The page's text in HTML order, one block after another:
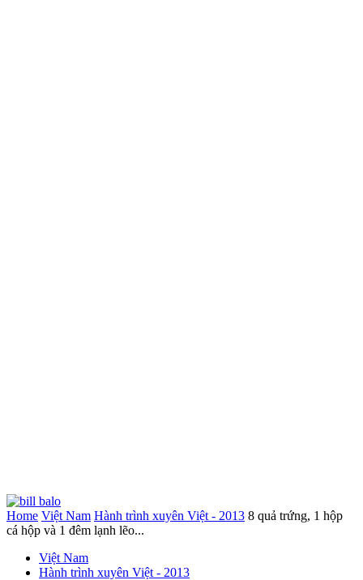
Home Việt Nam Hành trình xuyên Việt - 2013 8 quả trứng, 1 hộp
cá hộp và 1 đêm lạnh lẽo...
Việt Nam
Hành trình xuyên Việt - 2013